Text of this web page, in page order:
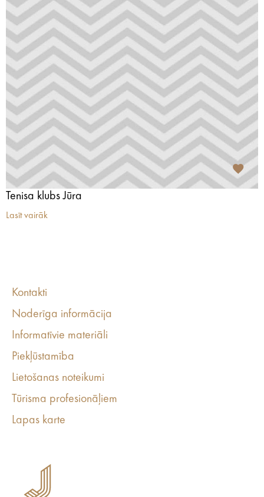
Tenisa klubs Jūra
Lasīt vairāk
Kontakti
Noderīga informācija
Informatīvie materiāli
Piekļūstamība
Lietošanas noteikumi
Tūrisma profesionāļiem
Lapas karte